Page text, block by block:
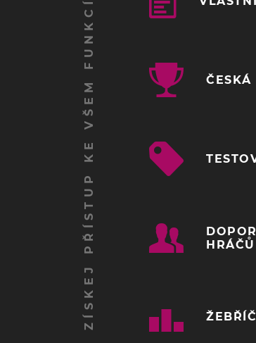
ZÍSKEJ PŘÍSTUP KE VŠEM FUNKCÍM
HRÁČŮ